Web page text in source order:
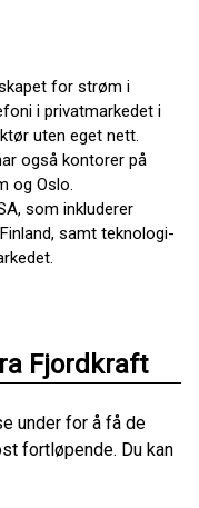
for strøm i
i privatmarkedet i
uten eget nett.
også kontorer på
og Oslo.
som inkluderer
samt teknologi-
Fjordkraft
under for å få de
fortløpende. Du kan